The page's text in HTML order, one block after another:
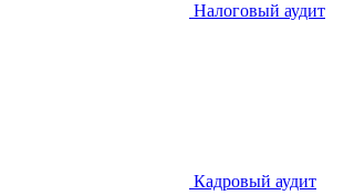
Налоговый аудит
Кадровый аудит